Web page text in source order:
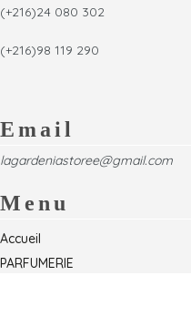
(+216)24 080 302
(+216)98 119 290
Email
lagardeniastoree@gmail.com
Menu
Accueil
PARFUMERIE